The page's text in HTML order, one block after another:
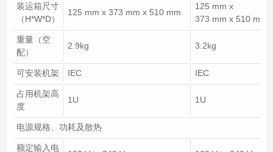
装运箱尺寸
（H*W*D）
125 mm x 373 mm x 510 mm
125 mm x
373 mm x 510 mm
重量（空
配）
2.9kg 3.2kg
可安装机架 IEC IEC
占用机架高
度
1U 1U
电源规格、功耗及散热
额定输入电